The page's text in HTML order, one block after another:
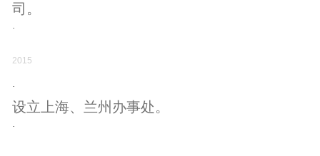
司。
·
2015
·
设立上海、兰州办事处。
·